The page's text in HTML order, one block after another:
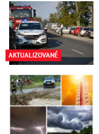
AKTUALIZOVANÉ